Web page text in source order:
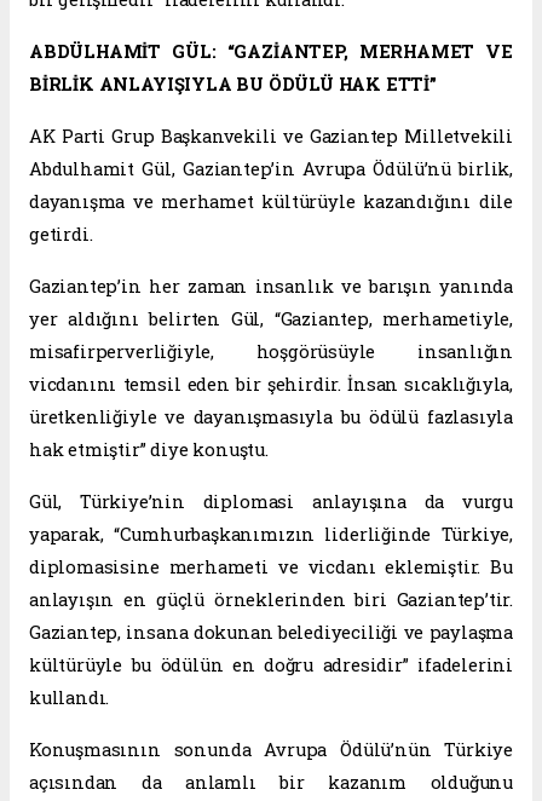
ABDÜLHAMİT GÜL: “GAZİANTEP, MERHAMET VE
BİRLİK ANLAYIŞIYLA BU ÖDÜLÜ HAK ETTİ”
AK Parti Grup Başkanvekili ve Gaziantep Milletvekili
Abdulhamit Gül, Gaziantep’in Avrupa Ödülü’nü birlik,
dayanışma ve merhamet kültürüyle kazandığını dile
getirdi.
Gaziantep’in her zaman insanlık ve barışın yanında
yer aldığını belirten Gül, “Gaziantep, merhametiyle,
misafirperverliğiyle, hoşgörüsüyle insanlığın
vicdanını temsil eden bir şehirdir. İnsan sıcaklığıyla,
üretkenliğiyle ve dayanışmasıyla bu ödülü fazlasıyla
hak etmiştir” diye konuştu.
Gül, Türkiye’nin diplomasi anlayışına da vurgu
yaparak, “Cumhurbaşkanımızın liderliğinde Türkiye,
diplomasisine merhameti ve vicdanı eklemiştir. Bu
anlayışın en güçlü örneklerinden biri Gaziantep’tir.
Gaziantep, insana dokunan belediyeciliği ve paylaşma
kültürüyle bu ödülün en doğru adresidir” ifadelerini
kullandı.
Konuşmasının sonunda Avrupa Ödülü’nün Türkiye
açısından da anlamlı bir kazanım olduğunu